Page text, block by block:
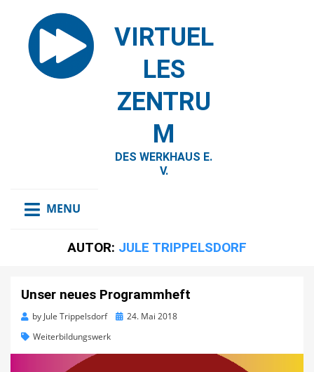
VIRTUEL
LES
ZENTRU
M
DES WERKHAUS E.
V.
MENU
AUTOR: JULE TRIPPELSDORF
Unser neues Programmheft
by Jule Trippelsdorf
Posted24. Mai 2018
Weiterbildungswerk